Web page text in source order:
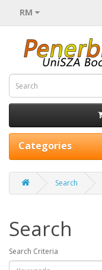
RM
Categories
Search
Search
Search Criteria